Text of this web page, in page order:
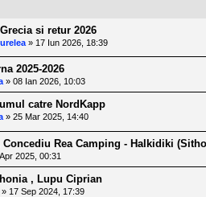
si retur 2026
» 17 Iun 2026, 18:39
2025-2026
» 08 Ian 2026, 10:03
catre NordKapp
» 25 Mar 2025, 14:40
Concediu Rea Camping - Halkidiki
2025, 00:31
, Lupu Ciprian
» 17 Sep 2024, 17:39